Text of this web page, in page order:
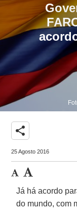
share
25 Agosto 2016
Já há acordo
do mundo, com